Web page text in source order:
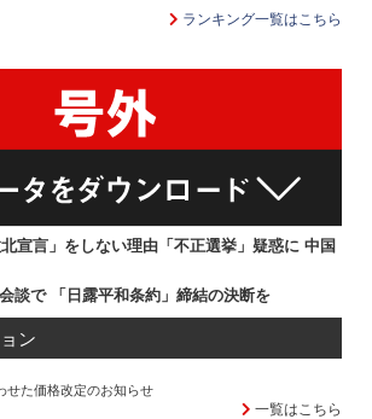
ランキング一覧はこちら
宣言」をしない理由「不正選挙」疑惑に 中国
談で 「日露平和条約」締結の決断を
ン
せた価格改定のお知らせ
一覧はこちら